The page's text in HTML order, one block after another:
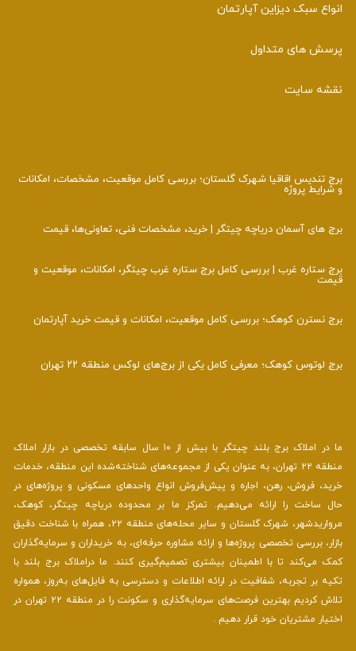
انواع سبک دیزاین آپارتمان
پرسش های متداول
نقشه سایت
برج تندیس اقاقیا شهرک گلستان؛ بررسی کامل موقعیت، مشخصات، امکانات
و شرایط پروژه
برج‌ های آسمان دریاچه چیتگر | خرید، مشخصات فنی، تعاونی‌ها، قیمت
برج ستاره غرب | بررسی کامل برج ستاره غرب چیتگر، امکانات، موقعیت و
قیمت
برج نسترن کوهک؛ بررسی کامل موقعیت، امکانات و قیمت خرید آپارتمان
برج لوتوس کوهک؛ معرفی کامل یکی از برج‌های لوکس منطقه ۲۲ تهران
ما در املاک برج بلند چیتگر با بیش از ۱۰ سال سابقه تخصصی در بازار املاک
منطقه ۲۲ تهران، به عنوان یکی از مجموعه‌های شناخته‌شده این منطقه، خدمات
خرید، فروش، رهن، اجاره و پیش‌فروش انواع واحدهای مسکونی و پروژه‌های در
حال ساخت را ارائه می‌دهیم. تمرکز ما بر محدوده دریاچه چیتگر، کوهک،
مرواریدشهر، شهرک گلستان و سایر محله‌های منطقه ۲۲، همراه با شناخت دقیق
بازار، بررسی تخصصی پروژه‌ها و ارائه مشاوره حرفه‌ای، به خریداران و سرمایه‌گذاران
کمک می‌کند تا با اطمینان بیشتری تصمیم‌گیری کنند. ما دراملاک برج بلند با
تکیه بر تجربه، شفافیت در ارائه اطلاعات و دسترسی به فایل‌های به‌روز، همواره
تلاش کردیم بهترین فرصت‌های سرمایه‌گذاری و سکونت را در منطقه ۲۲ تهران در
اختیار مشتریان خود قرار دهیم .